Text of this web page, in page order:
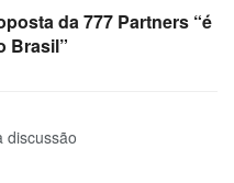
da 777 Partners “é
Brasil”
discussão